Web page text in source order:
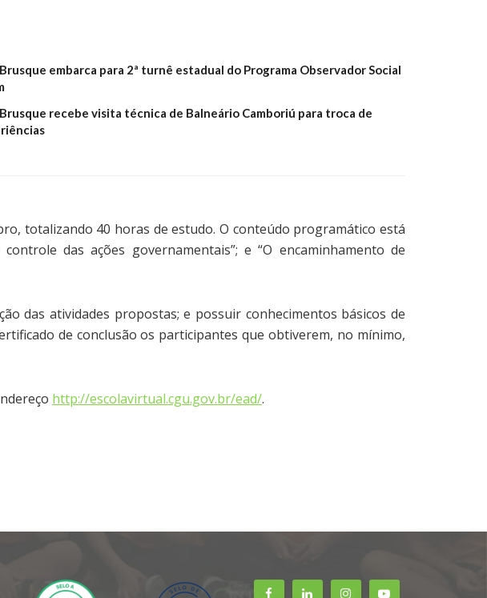
embarca para 2ª turnê estadual do Programa Observador Social
Brusque recebe visita técnica de Balneário Camboriú para troca de
totalizando 40 horas de estudo. O conteúdo programático está
das ações governamentais”; e “O encaminhamento de
das atividades propostas; e possuir conhecimentos básicos de
de conclusão os participantes que obtiverem, no mínimo,
http://escolavirtual.cgu.gov.br/ead/.